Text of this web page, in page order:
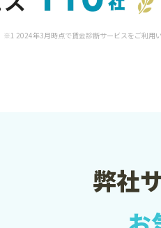
※1 2024年3月時点で賃金診断サービスをご利用
弊社